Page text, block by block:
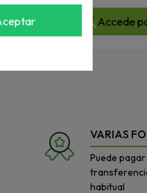
Accede para ver
VARIAS
Puede
habitual